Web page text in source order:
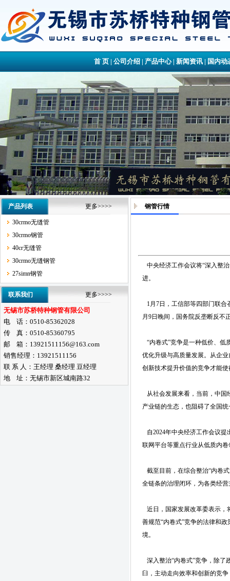
首 页| 公司介绍| 产品中心| 新闻资讯| 国内动
产品列表 更多>>>>
30crmo无缝管
30crmo钢管
40cr无缝管
30crmo无缝钢管
27simn钢管
联系我们 更多>>>>
无锡市苏桥特种钢管有限公司
电 话：0510-85362028
传 真：0510-85360795
邮 箱：13921511156@163.com
销售经理：13921511156
联 系 人：王经理 桑经理 豆经理
地 址：无锡市新区城南路32
钢管行情
中央经济工作会议将“深入整
进。
1月7日，工信部等四部门联合
月9日晚间，国务院反垄断反不
“内卷式”竞争是一种低价、低
优化升级与高质量发展。从企
创新技术提升价值的竞争才能
从社会发展来看，当前，中国
产业链的生态，也阻碍了全国
自2024年中央经济工作会议提
联网平台等重点行业从低质内
截至目前，在综合整治“内卷
全链条的治理闭环，为各类经
近日，国家发展改革委表示，
善规范“内卷式”竞争的法律和
境。
深入整治“内卷式”竞争，除了
臼，主动走向效率和创新的竞